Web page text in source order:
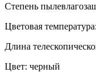
Степень
Цветовая
Длина
Цвет: черный